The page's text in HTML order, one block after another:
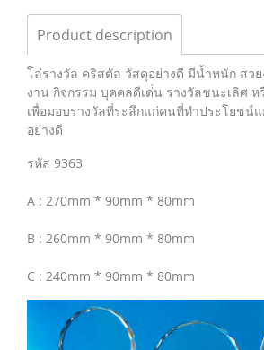
Product description
โล่รางวัล คริสตัล วัสดุอย่างดี มีน้ำหนัก สว
งาน กิจกรรม บุคคลดีเด่่น รางวัลชนะเลิศ ห
เพื่อมอบรางวัลที่ระลึกแก่คนที่ทำประโยชน์แ
อย่างดี
รหัส 9363
A : 270mm * 90mm * 80mm
B : 260mm * 90mm * 80mm
C : 240mm * 90mm * 80mm